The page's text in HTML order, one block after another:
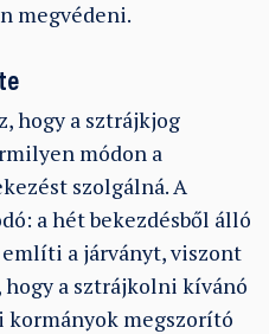
megvédeni.
hogy a sztrájkjog
módon a
szolgálná. A
a hét bekezdésből álló
említi a járványt, viszont
a sztrájkolni kívánó
kormányok megszorító